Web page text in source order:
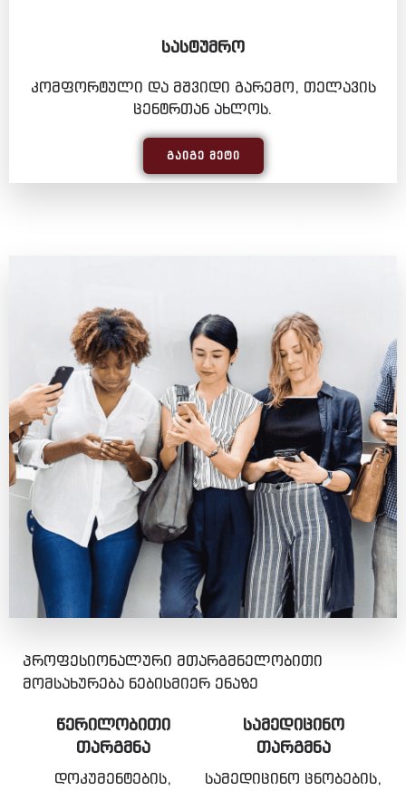
ᲡᲐᲡᲢᲣᲛᲠᲝ
კომფორტული და მშვიდი გარემო, თელავის
ცენტრთან ახლოს.
ᲒᲐᲘᲒᲔ ᲛᲔᲢᲘ
პროფესიონალური მთარგმნელობითი
მომსახურება ნებისმიერ ენაზე
ᲬᲔᲠᲘᲚᲝᲑᲘᲗᲘ
ᲗᲐᲠᲒᲛᲜᲐ
დოკუმენტების,
ᲡᲐᲛᲔᲓᲘᲪᲘᲜᲝ
ᲗᲐᲠᲒᲛᲜᲐ
სამედიცინო ცნობების,